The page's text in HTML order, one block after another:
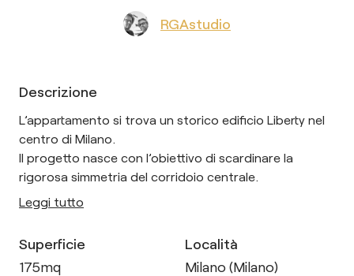
RGAstudio
Descrizione
L’appartamento si trova un storico edificio Liberty nel
centro di Milano.
Il progetto nasce con l’obiettivo di scardinare la
rigorosa simmetria del corridoio centrale.
Leggi tutto
Superficie
175mq
Località
Milano (Milano)